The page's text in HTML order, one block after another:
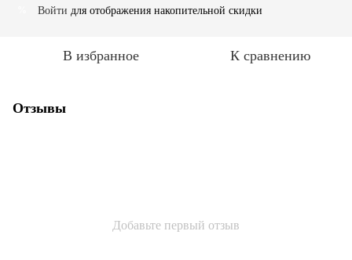
Войти для отображения накопительной скидки
В избранное К сравнению
Отзывы
Добавьте первый отзыв